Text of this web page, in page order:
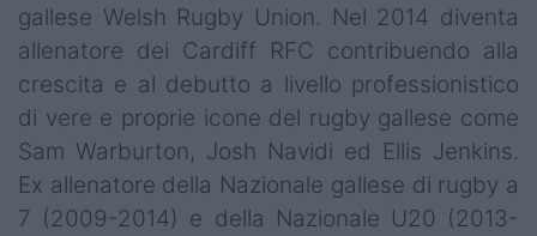
gallese Welsh Rugby Union. Nel 2014 diventa
allenatore dei Cardiff RFC contribuendo alla
crescita e al debutto a livello professionistico
di vere e proprie icone del rugby gallese come
Sam Warburton, Josh Navidi ed Ellis Jenkins.
Ex allenatore della Nazionale gallese di rugby a
7 (2009-2014) e della Nazionale U20 (2013-